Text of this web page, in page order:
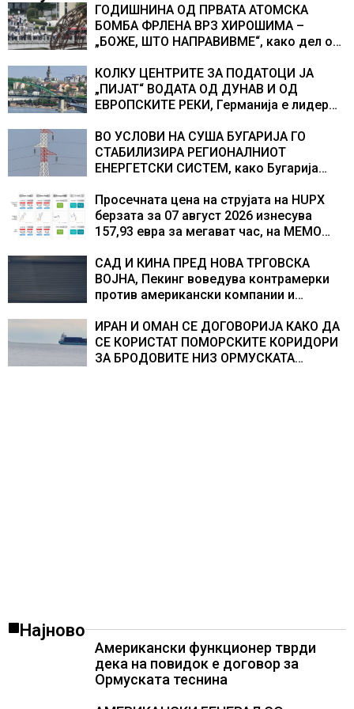
ГОДИШНИНА ОД ПРВАТА АТОМСКА
БОМБА ФРЛЕНА ВРЗ ХИРОШИМА –
„БОЖЕ, ШТО НАПРАВИВМЕ“, како дел од
учесниците во бомбардирањето го
доживуваа овој настан што го промени
текот на историјата
КОЛКУ ЦЕНТРИТЕ ЗА ПОДАТОЦИ ЈА
„ПИЈАТ“ ВОДАТА ОД ДУНАВ И ОД
ЕВРОПСКИТЕ РЕКИ, Германија е лидер
центри за податоци
ВО УСЛОВИ НА СУША БУГАРИЈА ГО
СТАБИЛИЗИРА РЕГИОНАЛНИОТ
ЕНЕРГЕТСКИ СИСТЕМ, како Бугарија
складирање на енергија од батерии
Просечната цена на струјата на HUPX
берзата за 07 август 2026 изнесува
157,93 евра за мегават час, на МЕМО
САД И КИНА ПРЕД НОВА ТРГОВСКА
ВОЈНА, Пекинг воведува контрамерки
против американски компании и
ИРАН И ОМАН СЕ ДОГОВОРИЈА КАКО ДА
СЕ КОРИСТАТ ПОМОРСКИТЕ КОРИДОРИ
ЗА БРОДОВИТЕ НИЗ ОРМУСКАТА
Најново
Американски функционер тврди
дека на повидок е договор за
Ормуската теснина